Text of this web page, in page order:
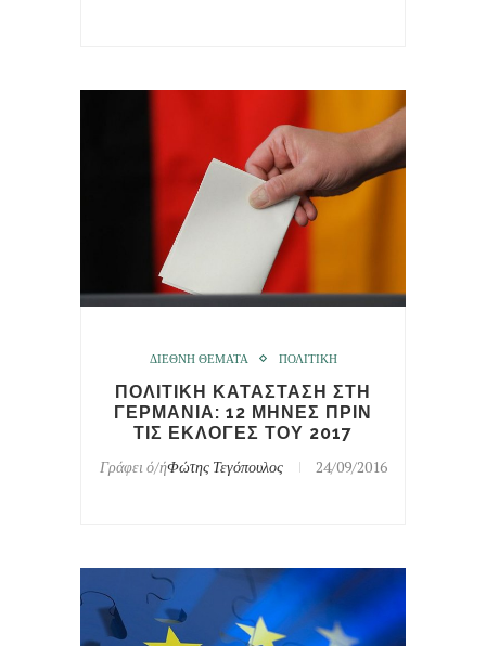
ΔΙΕΘΝΗ ΘΕΜΑΤΑ ΠΟΛΙΤΙΚΗ
ΠΟΛΙΤΙΚΗ ΚΑΤΑΣΤΑΣΗ ΣΤΗ
ΓΕΡΜΑΝΙΑ: 12 ΜΗΝΕΣ ΠΡΙΝ
ΤΙΣ ΕΚΛΟΓΕΣ ΤΟΥ 2017
Γράφει ό/ήΦώτης Τεγόπουλος 24/09/2016